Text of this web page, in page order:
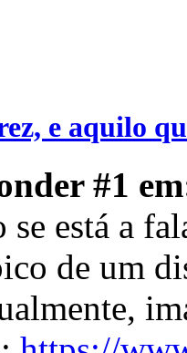
e aquilo
#1
se está a
de um